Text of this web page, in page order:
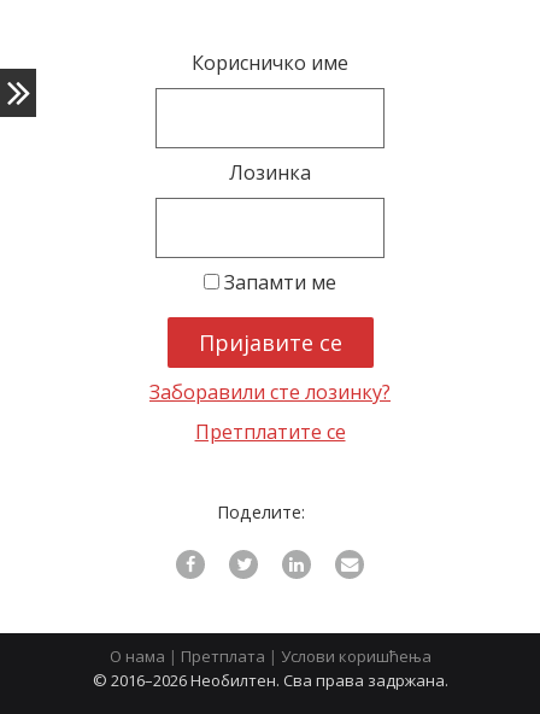
Корисничко име
Лозинка
Запамти ме
Заборавили сте лозинку?
Претплатите се
Поделите:
О нама | Претплата | Услови коришћења
© 2016–2026 Необилтен. Сва права задржана.